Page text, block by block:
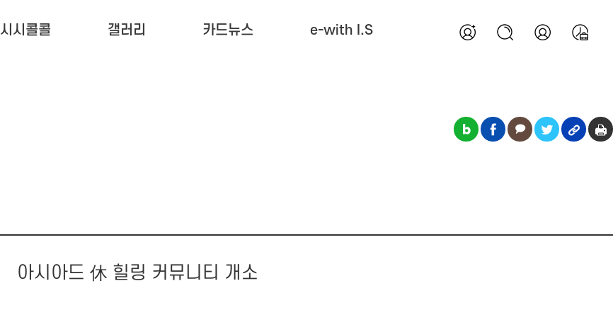
시시콜콜 갤러리 카드뉴스 e-with I.S
아시아드 休 힐링 커뮤니티 개소